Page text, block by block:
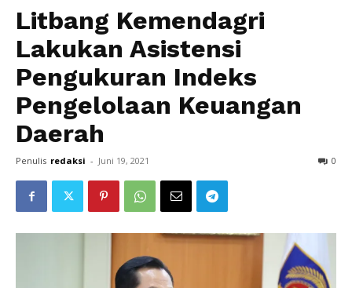
Litbang Kemendagri
Lakukan Asistensi
Pengukuran Indeks
Pengelolaan Keuangan
Daerah
Penulis redaksi - Juni 19, 2021 0